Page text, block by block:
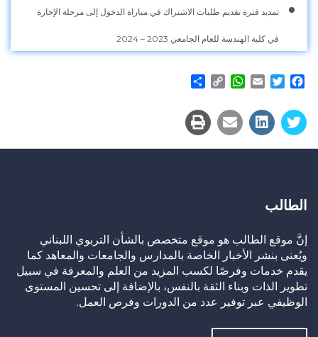
تمديد فترة تقديم طلبات الاشتراك في مباراة الدخول إلى مرحلة الإجازة
في كلية الهندسة للعام الجامعي 2023 – 2024
Facebook
Twitter
Email
WhatsApp
Copy
الطالب
إنَّ موقع الطالب هو موقع متخصص بالشأن التربوي اللبناني
ويُعنى بنشر الأخبار الخاصة بالمدارس والجامعات والمعاهد كما
يقدم خدمات وفرصًا لكسب المزيد من العلم والمعرفة في سبيل
تطوير الذات وبناء الثقة بالنفس، بالإضافة إلى تحسين المستوى
الوظيفي عبر توفير عدد من الدورات وفرص العمل.